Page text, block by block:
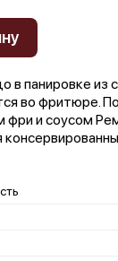
в панировке из
во фритюре.
фри и соусом